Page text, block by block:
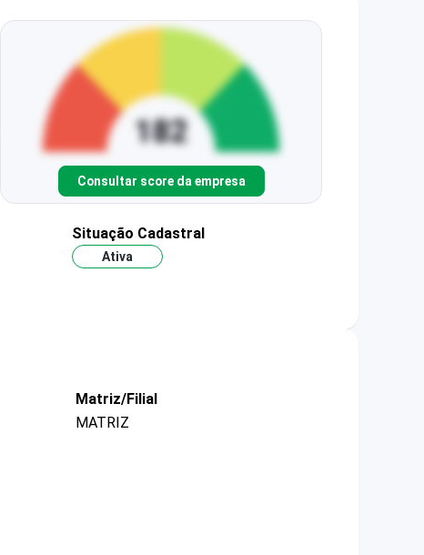
Consultar score da empresa
Situação Cadastral
Ativa
Matriz/Filial
MATRIZ